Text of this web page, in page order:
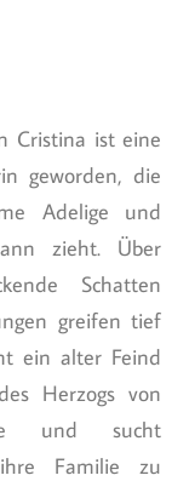
Cristina ist eine
geworden, die
Adelige und
zieht. Über
Schatten
greifen tief
ein alter Feind
Herzogs von
und sucht
Familie zu